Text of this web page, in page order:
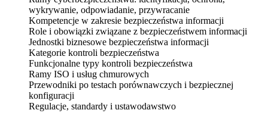
wykrywanie, odpowiadanie, przywracanie
Kompetencje w zakresie bezpieczeństwa informacji
Role i obowiązki związane z bezpieczeństwem informacji
Jednostki biznesowe bezpieczeństwa informacji
Kategorie kontroli bezpieczeństwa
Funkcjonalne typy kontroli bezpieczeństwa
Ramy ISO i usług chmurowych
Przewodniki po testach porównawczych i bezpiecznej
konfiguracji
Regulacje, standardy i ustawodawstwo